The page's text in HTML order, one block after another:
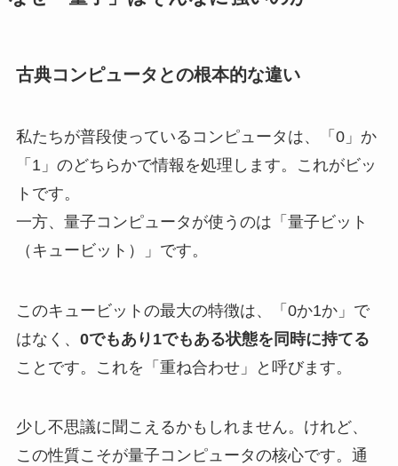
古典コンピュータとの根本的な違い
私たちが普段使っているコンピュータは、「0」か
「1」のどちらかで情報を処理します。これがビッ
トです。
一方、量子コンピュータが使うのは「量子ビット
（キュービット）」です。
このキュービットの最大の特徴は、「0か1か」で
はなく、 0でもあり1でもある状態を同時に持てる
ことです。これを「重ね合わせ」と呼びます。
少し不思議に聞こえるかもしれません。けれど、
この性質こそが量子コンピュータの核心です。通